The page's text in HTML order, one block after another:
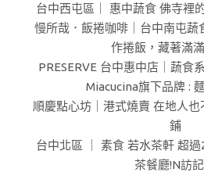
台中西屯區｜ 惠中蔬食 佛寺裡
慢所哉．飯捲咖啡｜台中南屯蔬
作捲飯，藏著滿
PRESERVE 台中惠中店｜蔬食
Miacucina旗下品牌 :
順慶點心坊｜港式燒賣 在地人
鋪
台中北區 ｜ 素食 若水茶軒 超
茶餐廳!N訪